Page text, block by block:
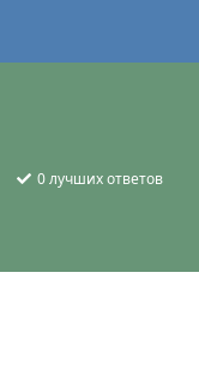
0лучших ответов